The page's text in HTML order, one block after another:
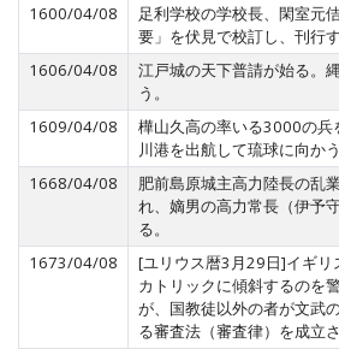
1600/04/08
足利学校の学校長、閑室元
要」を伏見で校訂し、刊行す
1606/04/08
江戸城の天下普請が始る。
う。
1609/04/08
樺山久高の率いる3000の兵
川港を出航して琉球に向かう
1668/04/08
肥前島原城主高力陸長の乱
れ、嫡男の高力常長（伊予
る。
1673/04/08
[ユリウス暦3月29日]イギ
カトリックに傾斜するのを
が、国教徒以外の者が文武
る審査法（審査律）を成立さ